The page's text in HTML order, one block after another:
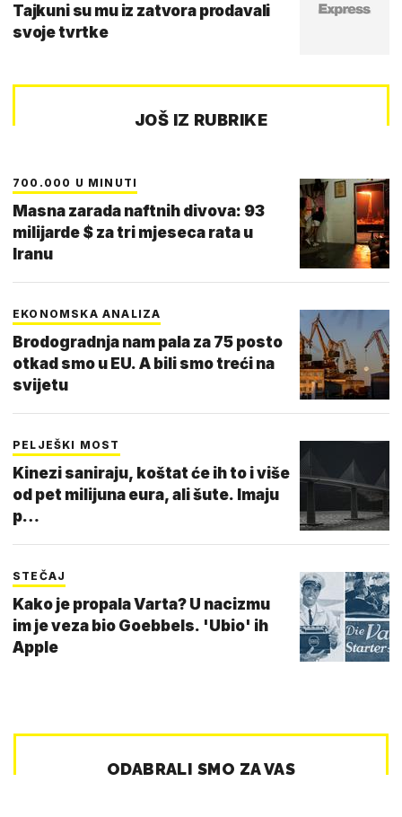
Tajkuni su mu iz zatvora prodavali
svoje tvrtke
JOŠ IZ RUBRIKE
700.000 U MINUTI
Masna zarada naftnih divova: 93
milijarde $ za tri mjeseca rata u
Iranu
EKONOMSKA ANALIZA
Brodogradnja nam pala za 75 posto
otkad smo u EU. A bili smo treći na
svijetu
PELJEŠKI MOST
Kinezi saniraju, koštat će ih to i više
od pet milijuna eura, ali šute. Imaju
p…
STEČAJ
Kako je propala Varta? U nacizmu
im je veza bio Goebbels. 'Ubio' ih
Apple